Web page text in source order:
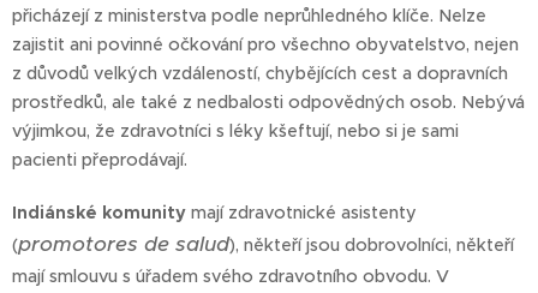
přicházejí z ministerstva podle neprůhledného klíče. Nelze
zajistit ani povinné očkování pro všechno obyvatelstvo, nejen
z důvodů velkých vzdáleností, chybějících cest a dopravních
prostředků, ale také z nedbalosti odpovědných osob. Nebývá
výjimkou, že zdravotníci s léky kšeftují, nebo si je sami
pacienti přeprodávají.
Indiánské komunity mají zdravotnické asistenty
(promotores de salud), někteří jsou dobrovolníci, někteří
mají smlouvu s úřadem svého zdravotního obvodu. V